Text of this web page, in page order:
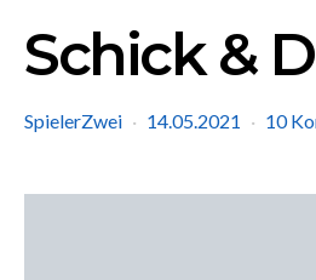
Schick &
SpielerZwei 14.05.2021 10